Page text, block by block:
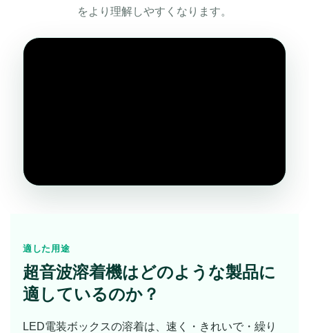
をより理解しやすくなります。
適した用途
超音波溶着機はどのような製品に
適しているのか？
LED電装ボックスの溶着は、速く・きれいで・繰り